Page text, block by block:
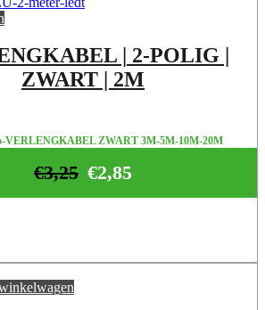
| 2-POLIG |
ZWART | 2M
VERLENGKABEL ZWART 3M-5M-10M-20M
€2,85
€3,25